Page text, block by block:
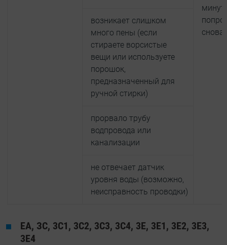
минут
снова
возникает слишком
много пены (если
стираете ворсистые
вещи или используете
порошок,
предназначенный для
ручной стирки)
прорвало трубу
водпровода или
канализации
не отвечает датчик
уровня воды (возможно,
неисправность проводки)
ЕА, ЗС, 3C1, 3C2, 3C3, 3C4, 3Е, 3Е1, 3Е2, 3Е3,
3Е4